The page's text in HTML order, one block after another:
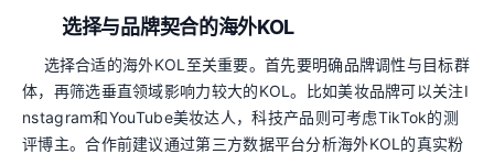
选择与品牌契合的海外KOL
选择合适的海外KOL至关重要。首先要明确品牌调性与目标群
体，再筛选垂直领域影响力较大的KOL。比如美妆品牌可以关注I
nstagram和YouTube美妆达人，科技产品则可考虑TikTok的测
评博主。合作前建议通过第三方数据平台分析海外KOL的真实粉